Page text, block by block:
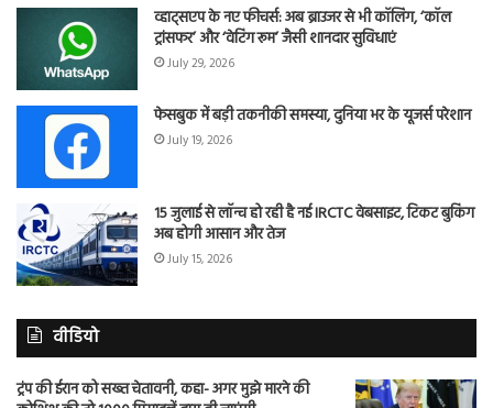
व्हाट्सएप के नए फीचर्स: अब ब्राउजर से भी कॉलिंग, ‘कॉल
ट्रांसफर’ और ‘वेटिंग रूम’ जैसी शानदार सुविधाएं
July 29, 2026
फेसबुक में बड़ी तकनीकी समस्या, दुनिया भर के यूजर्स परेशान
July 19, 2026
15 जुलाई से लॉन्च हो रही है नई IRCTC वेबसाइट, टिकट बुकिंग
अब होगी आसान और तेज
July 15, 2026
वीडियो
ट्रंप की ईरान को सख्त चेतावनी, कहा- अगर मुझे मारने की